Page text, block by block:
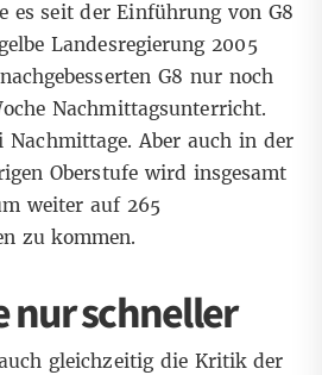
es seit der Einführung von G8
Landesregierung 2005
G8 nur noch
Nachmittagsunterricht.
Nachmittage. Aber auch in der
Oberstufe wird insgesamt
weiter auf 265
zu kommen.
nur schneller
gleichzeitig die Kritik der